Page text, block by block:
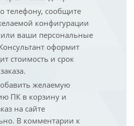
телефону, сообщите
конфигурации
ваши персональные
оформит
стоимость и срок
желаемую
ПК в корзину и
на сайте
В комментарии к